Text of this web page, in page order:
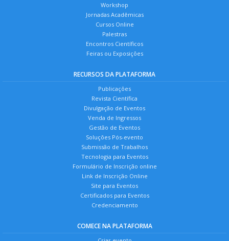
Workshop
Jornadas Acadêmicas
Cursos Online
Palestras
Encontros Científicos
Feiras ou Exposições
RECURSOS DA PLATAFORMA
Publicações
Revista Científica
Divulgação de Eventos
Venda de Ingressos
Gestão de Eventos
Soluções Pós-evento
Submissão de Trabalhos
Tecnologia para Eventos
Formulário de Inscrição online
Link de Inscrição Online
Site para Eventos
Certificados para Eventos
Credenciamento
COMECE NA PLATAFORMA